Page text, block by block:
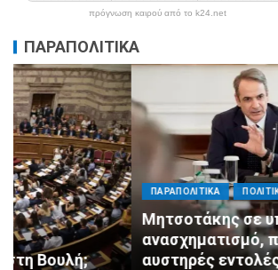
πρόγνωση καιρού από το k24.net
ΠΑΡΑΠΟΛΙΤΙΚΑ
ΠΑΡΑΠΟΛΙΤΙΚΑ ΠΟΛΙΤΙΚΗ
Μητσοτάκης σε υπουργούς:
ανασχηματισμό, πιάστε δουλειά
αυστηρές εντολές